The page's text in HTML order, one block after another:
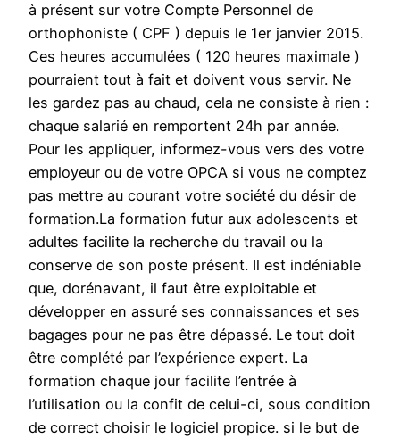
à présent sur votre Compte Personnel de
orthophoniste ( CPF ) depuis le 1er janvier 2015.
Ces heures accumulées ( 120 heures maximale )
pourraient tout à fait et doivent vous servir. Ne
les gardez pas au chaud, cela ne consiste à rien :
chaque salarié en remportent 24h par année.
Pour les appliquer, informez-vous vers des votre
employeur ou de votre OPCA si vous ne comptez
pas mettre au courant votre société du désir de
formation.La formation futur aux adolescents et
adultes facilite la recherche du travail ou la
conserve de son poste présent. Il est indéniable
que, dorénavant, il faut être exploitable et
développer en assuré ses connaissances et ses
bagages pour ne pas être dépassé. Le tout doit
être complété par l’expérience expert. La
formation chaque jour facilite l’entrée à
l’utilisation ou la confit de celui-ci, sous condition
de correct choisir le logiciel propice. si le but de